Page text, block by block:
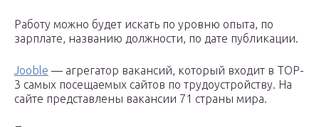
Работу можно будет искать по уровню опыта, по
зарплате, названию должности, по дате публикации.
Jooble — агрегатор вакансий, который входит в TOP-
3 самых посещаемых сайтов по трудоустройству. На
сайте представлены вакансии 71 страны мира.